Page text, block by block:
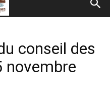
conseil des
novembre